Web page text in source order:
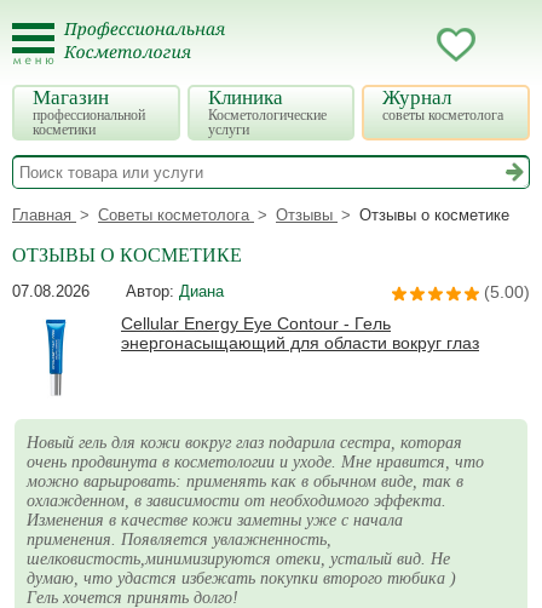
Магазин
профессиональной
косметики
Клиника
Косметологические
услуги
Журнал
советы косметолога
Главная Советы косметолога Отзывы Отзывы о косметике
ОТЗЫВЫ О КОСМЕТИКЕ
07.08.2026 Автор: Диана
(5.00)
Cellular Energy Eye Contour - Гель
энергонасыщающий для области вокруг глаз
Новый гель для кожи вокруг глаз подарила сестра, которая
очень продвинута в косметологии и уходе. Мне нравится, что
можно варьировать: применять как в обычном виде, так в
охлажденном, в зависимости от необходимого эффекта.
Изменения в качестве кожи заметны уже с начала
применения. Появляется увлажненность,
шелковистость,минимизируются отеки, усталый вид. Не
думаю, что удастся избежать покупки второго тюбика )
Гель хочется принять долго!